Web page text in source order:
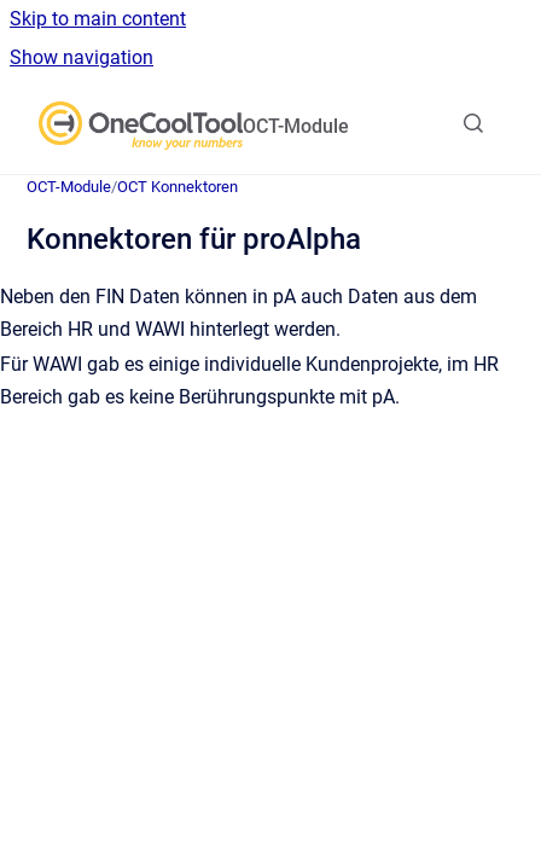
Skip to main content
Show navigation
OCT-Module
OCT-Module/OCT Konnektoren
Konnektoren für proAlpha
Neben den FIN Daten können in pA auch Daten aus dem
Bereich HR und WAWI hinterlegt werden.
Für WAWI gab es einige individuelle Kundenprojekte, im HR
Bereich gab es keine Berührungspunkte mit pA.